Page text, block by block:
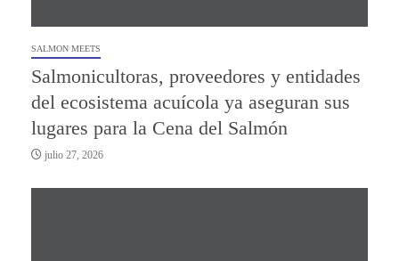
SALMON MEETS
Salmonicultoras, proveedores y entidades
del ecosistema acuícola ya aseguran sus
lugares para la Cena del Salmón
julio 27, 2026